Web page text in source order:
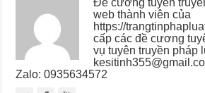
web thành viên của
https://
cấp các đề cương
vụ tuyên truyền pháp
Zalo: 0935634572